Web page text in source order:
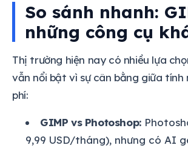
So sánh nhanh:
những công cụ
Thị trường hiện nay có nhiều lựa
vẫn nổi bật vì sự cân bằng giữa tính
phí:
GIMP vs Photoshop:
9,99 USD/tháng), nhưng có AI